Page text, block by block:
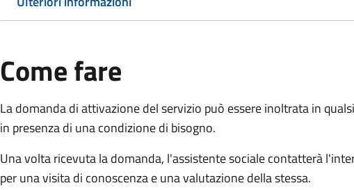
Come fare
La domanda di attivazione del servizio può essere inoltrata in
in presenza di una condizione di bisogno.
Una volta ricevuta la domanda, l'assistente sociale contatterà
per una visita di conoscenza e una valutazione della stessa.